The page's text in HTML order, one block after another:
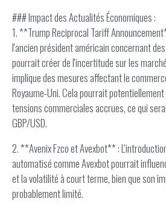
### Impact des Actualités Économiques :
1. **Trump Reciprocal Tariff
l'ancien président américain concernant
pourrait créer de l'incertitude sur les
implique des mesures affectant le
Royaume-Uni. Cela pourrait
tensions commerciales accrues, ce qui
GBP/USD.
2. **Avenix Fzco et Avexbot** :
automatisé comme Avexbot pourrait
et la volatilité à court terme, bien que son
probablement limité.